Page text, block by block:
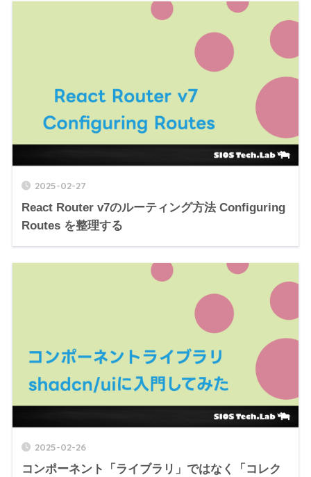
2025-02-27
React Router v7のルーティング方法 Configuring
Routes を整理する
2025-02-26
コンポーネント「ライブラリ」ではなく「コレク